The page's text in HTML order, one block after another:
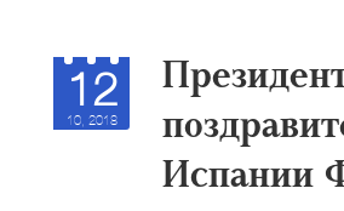
12
10, 2018
Испании